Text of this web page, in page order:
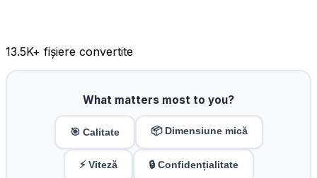
13.5K+ fișiere convertite
What matters most to you?
🎯 Calitate 📦 Dimensiune mică
⚡ Viteză 🔒 Confidențialitate